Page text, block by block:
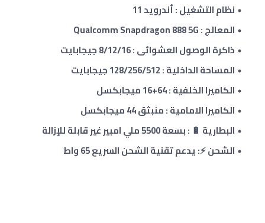
نظام التشغيل : أندرويد 11
المعالج : Qualcomm Snapdragon 888 5G
ذاكرة الوصول العشوائى :8/12/16جيجابايت
المساحة الداخلية : 128/256/512 جيجابايت
الكاميرا الخلفية : 64+16 ميجابكسل
الكاميرا الامامية : منبثق 44 ميجابكسل
البطارية 🔋 : بسعة 5500 ملي امبير غير قابلة للإزالة
الشحن ⚡: يدعم تقنية الشحن السريع 65 واط